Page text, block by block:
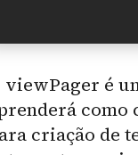
viewPager é
como
criação de